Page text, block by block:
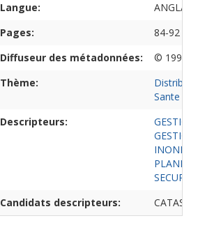
Langue:
ANGLAIS
Pages:
84-92
Diffuseur des métadonnées:
© 1999
Thème:
Sante
Descripteurs:
GESTION
Candidats descripteurs: